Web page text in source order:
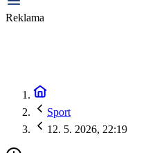
Reklama
Sport
12. 5. 2026, 22:19